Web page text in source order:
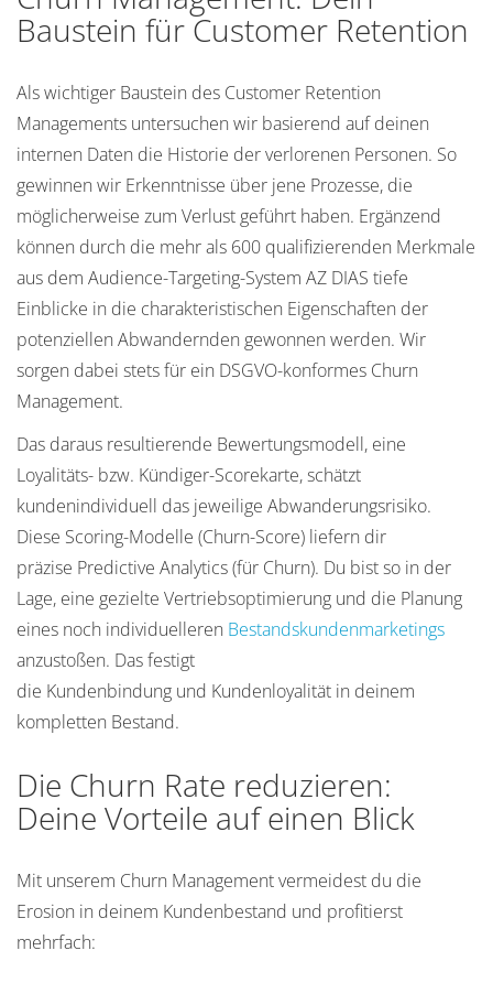
Baustein für Customer Retention
Als wichtiger Baustein des Customer Retention
Managements untersuchen wir basierend auf deinen
internen Daten die Historie der verlorenen Personen. So
gewinnen wir Erkenntnisse über jene Prozesse, die
möglicherweise zum Verlust geführt haben. Ergänzend
können durch die mehr als 600 qualifizierenden Merkmale
aus dem Audience-Targeting-System AZ DIAS tiefe
Einblicke in die charakteristischen Eigenschaften der
potenziellen Abwandernden gewonnen werden. Wir
sorgen dabei stets für ein DSGVO-konformes Churn
Management.
Das daraus resultierende Bewertungsmodell, eine
Loyalitäts- bzw. Kündiger-Scorekarte, schätzt
kundenindividuell das jeweilige Abwanderungsrisiko.
Diese Scoring-Modelle (Churn-Score) liefern dir
präzise Predictive Analytics (für Churn). Du bist so in der
Lage, eine gezielte Vertriebsoptimierung und die Planung
eines noch individuelleren Bestandskundenmarketings
anzustoßen. Das festigt
die Kundenbindung und Kundenloyalität in deinem
kompletten Bestand.
Die Churn Rate reduzieren:
Deine Vorteile auf einen Blick
Mit unserem Churn Management vermeidest du die
Erosion in deinem Kundenbestand und profitierst
mehrfach: